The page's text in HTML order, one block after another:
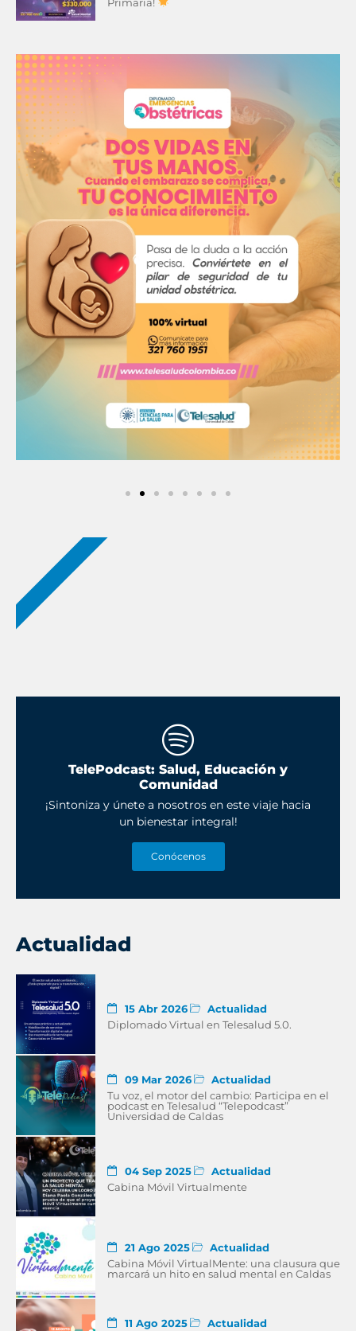
TelePodcast: Salud, Educación y
Comunidad
¡Sintoniza y únete a nosotros en este viaje hacia
un bienestar integral!
Conócenos
NUEVOS PODCAST
Actualidad
15 Abr 2026
Actualidad
Diplomado Virtual en Telesalud 5.0.
09 Mar 2026
Actualidad
Tu voz, el motor del cambio: Participa en el
podcast en Telesalud “Telepodcast”
Universidad de Caldas
04 Sep 2025
Actualidad
Cabina Móvil Virtualmente
21 Ago 2025
Actualidad
Cabina Móvil VirtualMente: una clausura que
marcará un hito en salud mental en Caldas
11 Ago 2025
Actualidad